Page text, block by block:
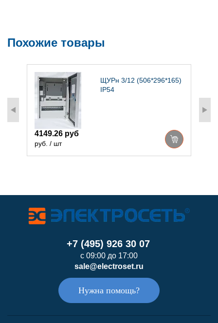
Похожие товары
ЩУРн 3/12 (506*296*165)
IP54
4149.26 руб
руб. / шт
+7 (495) 926 30 07
с 09:00 до 17:00
sale@electroset.ru
Нужна помощь?